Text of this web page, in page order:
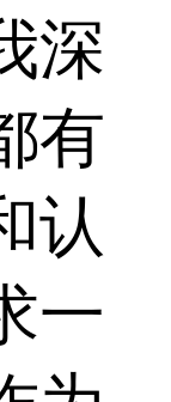
深
有
认
一